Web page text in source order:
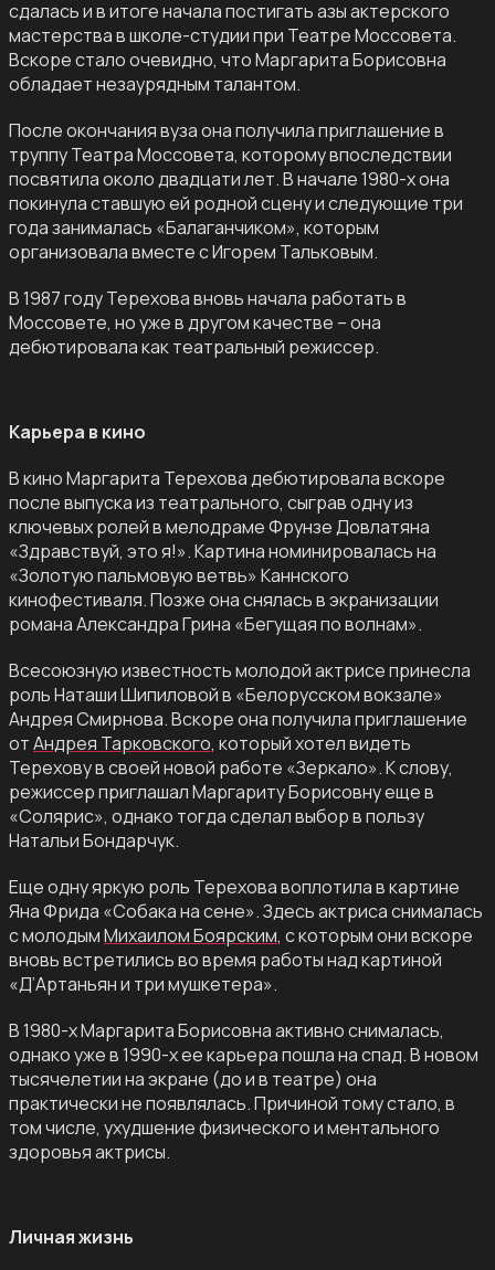
сдалась и в итоге начала постигать азы актерского
мастерства в школе-студии при Театре Моссовета.
Вскоре стало очевидно, что Маргарита Борисовна
обладает незаурядным талантом.
После окончания вуза она получила приглашение в
труппу Театра Моссовета, которому впоследствии
посвятила около двадцати лет. В начале 1980-х она
покинула ставшую ей родной сцену и следующие три
года занималась «Балаганчиком», которым
организовала вместе с Игорем Тальковым.
В 1987 году Терехова вновь начала работать в
Моссовете, но уже в другом качестве – она
дебютировала как театральный режиссер.
Карьера в кино
В кино Маргарита Терехова дебютировала вскоре
после выпуска из театрального, сыграв одну из
ключевых ролей в мелодраме Фрунзе Довлатяна
«Здравствуй, это я!». Картина номинировалась на
«Золотую пальмовую ветвь» Каннского
кинофестиваля. Позже она снялась в экранизации
романа Александра Грина «Бегущая по волнам».
Всесоюзную известность молодой актрисе принесла
роль Наташи Шипиловой в «Белорусском вокзале»
Андрея Смирнова. Вскоре она получила приглашение
отАндрея Тарковского, который хотел видеть
Терехову в своей новой работе «Зеркало». К слову,
режиссер приглашал Маргариту Борисовну еще в
«Солярис», однако тогда сделал выбор в пользу
Натальи Бондарчук.
Еще одну яркую роль Терехова воплотила в картине
Яна Фрида «Собака на сене». Здесь актриса снималась
с молодымМихаилом Боярским, с которым они вскоре
вновь встретились во время работы над картиной
«Д’Артаньян и три мушкетера».
В 1980-х Маргарита Борисовна активно снималась,
однако уже в 1990-х ее карьера пошла на спад. В новом
тысячелетии на экране (до и в театре) она
практически не появлялась. Причиной тому стало, в
том числе, ухудшение физического и ментального
здоровья актрисы.
Личная жизнь